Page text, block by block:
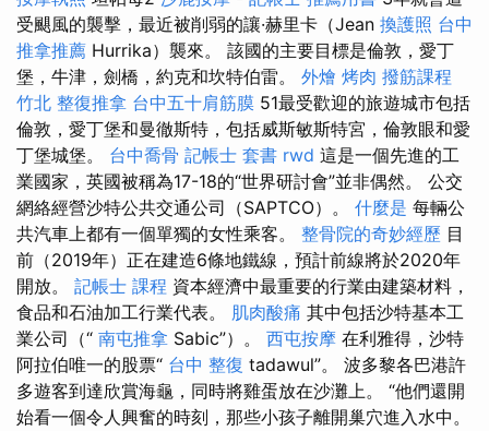
受颶風的襲擊，最近被削弱的讓·赫里卡（Jean 換護照 台中
推拿推薦 Hurrika）襲來。 該國的主要目標是倫敦，愛丁
堡，牛津，劍橋，約克和坎特伯雷。 外燴 烤肉 撥筋課程
竹北 整復推拿 台中五十肩筋膜 51最受歡迎的旅遊城市包括
倫敦，愛丁堡和曼徹斯特，包括威斯敏斯特宮，倫敦眼和愛
丁堡城堡。 台中喬骨 記帳士 套書 rwd 這是一個先進的工
業國家，英國被稱為17-18的“世界研討會”並非偶然。 公交
網絡經營沙特公共交通公司（SAPTCO）。 什麼是 每輛公
共汽車上都有一個單獨的女性乘客。 整骨院的奇妙經歷 目
前（2019年）正在建造6條地鐵線，預計前線將於2020年
開放。 記帳士 課程 資本經濟中最重要的行業由建築材料，
食品和石油加工行業代表。 肌肉酸痛 其中包括沙特基本工
業公司（“ 南屯推拿 Sabic”）。 西屯按摩 在利雅得，沙特
阿拉伯唯一的股票“ 台中 整復 tadawul”。 波多黎各巴港許
多遊客到達欣賞海龜，同時將雞蛋放在沙灘上。 “他們還開
始看一個令人興奮的時刻，那些小孩子離開巢穴進入水中。